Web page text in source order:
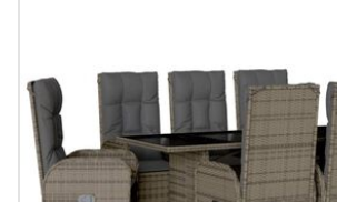
#sharemevidaxl